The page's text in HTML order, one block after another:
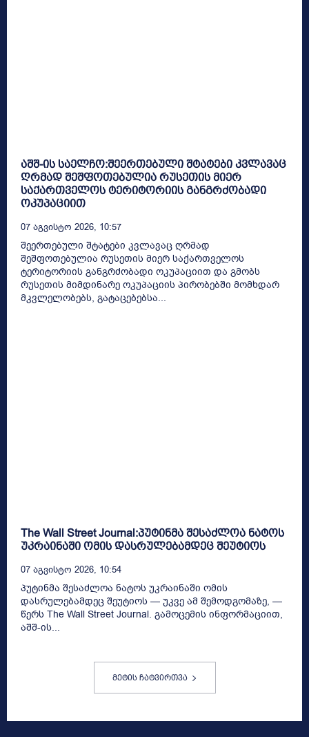
აშშ-ის საელჩო:შეერთებული შტატები კვლავაც
ღრმად შეშფოთებულია რუსეთის მიერ
საქართველოს ტერიტორიის განგრძობადი
ოკუპაციით
07 Აგვისტო 2026, 10:57
შეერთებული შტატები კვლავაც ღრმად
შეშფოთებულია რუსეთის მიერ საქართველოს
ტერიტორიის განგრძობადი ოკუპაციით და გმობს
რუსეთის მიმდინარე ოკუპაციის პირობებში მომხდარ
მკვლელობებს, გატაცებებსა...
The Wall Street Journal:პუტინმა შესაძლოა ნატოს
უკრაინაში ომის დასრულებამდეც შეუტიოს
07 Აგვისტო 2026, 10:54
პუტინმა შესაძლოა ნატოს უკრაინაში ომის
დასრულებამდეც შეუტიოს — უკვე ამ შემოდგომაზე, —
წერს The Wall Street Journal. გამოცემის ინფორმაციით,
აშშ-ის...
მეტის ჩატვირთვა